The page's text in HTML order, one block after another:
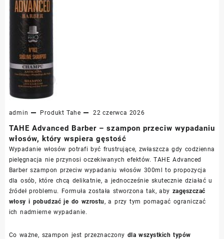
admin Produkt Tahe 22 czerwca 2026
TAHE Advanced Barber – szampon przeciw wypadaniu
włosów, który wspiera gęstość
Wypadanie włosów potrafi być frustrujące, zwłaszcza gdy codzienna
pielęgnacja nie przynosi oczekiwanych efektów. TAHE Advanced
Barber szampon przeciw wypadaniu włosów 300ml to propozycja
dla osób, które chcą delikatnie, a jednocześnie skutecznie działać u
źródeł problemu. Formuła została stworzona tak, aby zagęszczać
włosy i pobudzać je do wzrostu , a przy tym pomagać ograniczać
ich nadmierne wypadanie.
Co ważne, szampon jest przeznaczony dla wszystkich typów